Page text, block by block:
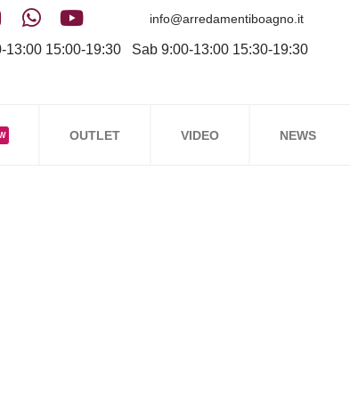
info@arredamentiboagno.it
13:00 15:00-19:30 Sab 9:00-13:00 15:30-19:30
OUTLET VIDEO NEWS